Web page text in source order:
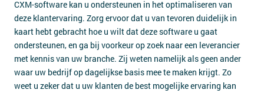
CXM-software kan u ondersteunen in het optimaliseren van
deze klantervaring. Zorg ervoor dat u van tevoren duidelijk in
kaart hebt gebracht hoe u wilt dat deze software u gaat
ondersteunen, en ga bij voorkeur op zoek naar een leverancier
met kennis van uw branche. Zij weten namelijk als geen ander
waar uw bedrijf op dagelijkse basis mee te maken krijgt. Zo
weet u zeker dat u uw klanten de best mogelijke ervaring kan